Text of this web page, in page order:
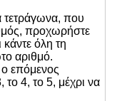
τετράγωνα, που
προχωρήστε
όλη τη
αριθμό.
επόμενος
το 4, το 5, μέχρι να